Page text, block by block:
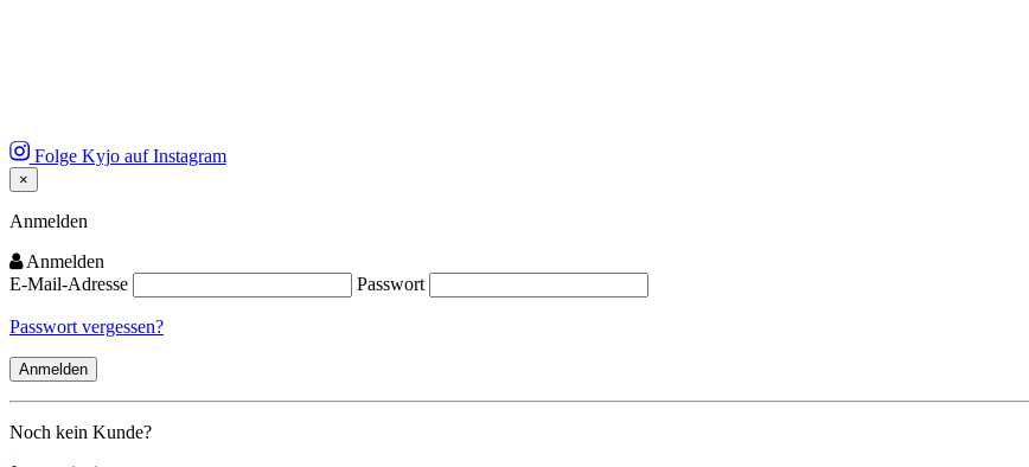
Folge Kyjo auf Instagram
×
Close
Anmelden
Anmelden
E-Mail-Adresse
Passwort
Passwort vergessen?
Noch kein Kunde?